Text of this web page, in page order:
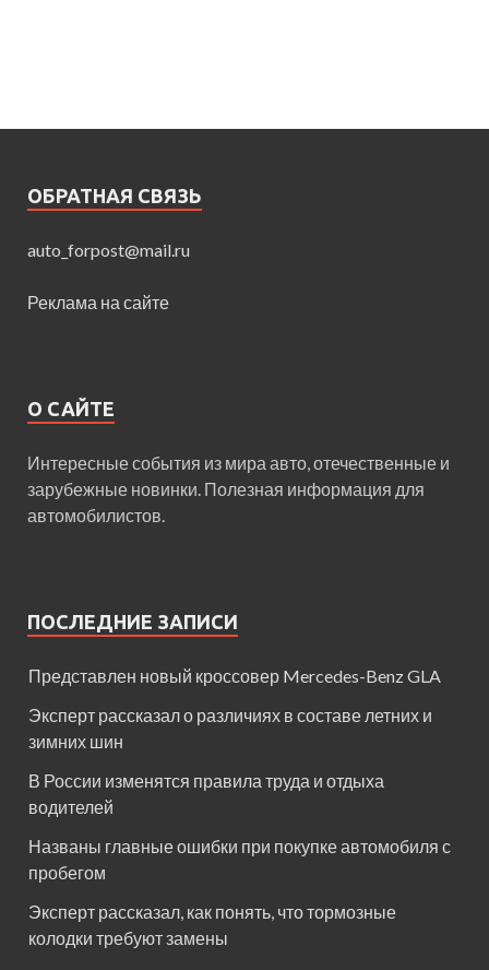
ОБРАТНАЯ СВЯЗЬ
auto_forpost@mail.ru
Реклама на сайте
О САЙТЕ
Интересные события из мира авто, отечественные и
зарубежные новинки. Полезная информация для
автомобилистов.
ПОСЛЕДНИЕ ЗАПИСИ
Представлен новый кроссовер Mercedes-Benz GLA
Эксперт рассказал о различиях в составе летних и
зимних шин
В России изменятся правила труда и отдыха
водителей
Названы главные ошибки при покупке автомобиля с
пробегом
Эксперт рассказал, как понять, что тормозные
колодки требуют замены